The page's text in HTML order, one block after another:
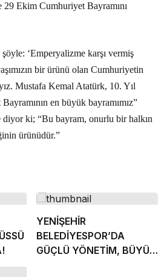
29 Ekim Cumhuriyet Bayramını
şöyle: ‘Emperyalizme karşı vermiş
bir ürünü olan Cumhuriyetin
Mustafa Kemal Atatürk, 10. Yıl
en büyük bayramımız”
ki; “Bu bayram, onurlu bir halkın
ürünüdür.”
YENİŞEHİR
BELEDİYESPOR’DA
GÜÇLÜ YÖNETİM, BÜYÜK